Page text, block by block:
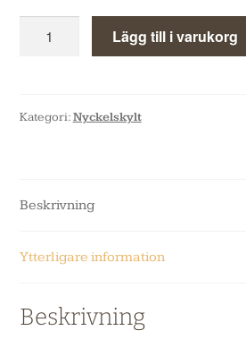
Lägg till i varukorg
Kategori:Nyckelskylt
Beskrivning
Ytterligare information
Beskrivning